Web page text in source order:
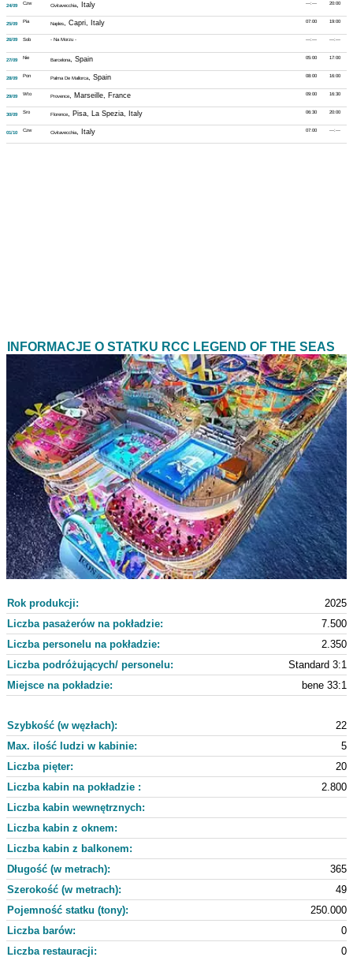
20:00
---:---
24/09 Czw Civitavecchia, Italy
19:00
07:00
25/09 Pia Naples, Capri, Italy
---:---
---:---
26/09 Sob - Na Morzu -
17:00
05:00
27/09 Nie Barcelona, Spain
16:00
08:00
28/09 Pon Palma De Mallorca, Spain
16:30
09:00
29/09 Wto Provence, Marseille, France
20:00
06:30
30/09 Sro Florence, Pisa, La Spezia, Italy
---:---
07:00
01/10 Czw Civitavecchia, Italy
INFORMACJE O STATKU RCC LEGEND OF THE SEAS
Rok produkcji:
2025
Liczba pasażerów na pokładzie:
7.500
Liczba personelu na pokładzie:
2.350
Liczba podróżujących/ personelu:
Standard 3:1
Miejsce na pokładzie:
bene 33:1
22
Szybkość (w węzłach):
5
Max. ilość ludzi w kabinie:
Liczba pięter:
20
Liczba kabin na pokładzie :
2.800
Liczba kabin wewnętrznych:
Liczba kabin z oknem:
Liczba kabin z balkonem:
Długość (w metrach):
365
Szerokość (w metrach):
49
Pojemność statku (tony):
250.000
Liczba barów:
0
Liczba restauracji:
0